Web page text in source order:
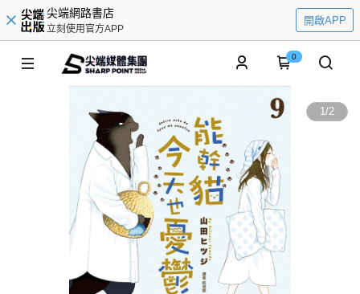
尖端網路書店
立刻使用官方APP
開啟APP
0
1/2